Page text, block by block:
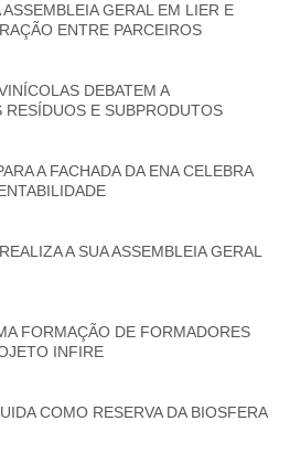
GERAL EM LIER E
ENTRE PARCEIROS
DEBATEM A
RESÍDUOS E SUBPRODUTOS
A FACHADA DA ENA CELEBRA
A SUA ASSEMBLEIA GERAL
FORMAÇÃO DE FORMADORES
INFIRE
COMO RESERVA DA BIOSFERA